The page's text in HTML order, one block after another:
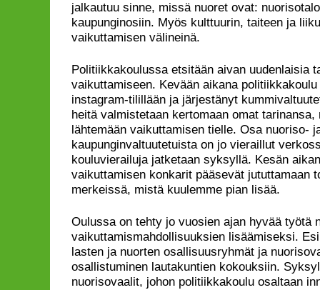
jalkautuu sinne, missä nuoret ovat:
kaupunginosiin. Myös kulttuurin, taiteen ja
vaikuttamisen välineinä.
Politiikkakoulussa etsitään aivan uudenlaisia
vaikuttamiseen. Kevään aikana
instagram-tilillään ja järjestänyt
heitä valmistetaan kertomaan omat tarinansa,
lähtemään vaikuttamisen tielle. Osa nuoriso-
kaupunginvaltuutetuista on jo vieraillut
kouluvierailuja jatketaan syksyllä. Kesän
vaikuttamisen konkarit pääsevät jututtamaan
merkeissä, mistä kuulemme pian lisää.
Oulussa on tehty jo vuosien ajan hyvää työtä
vaikuttamismahdollisuuksien lisäämiseksi.
lasten ja nuorten osallisuusryhmät ja
osallistuminen lautakuntien kokouksiin.
nuorisovaalit, johon politiikkakoulu osaltaan